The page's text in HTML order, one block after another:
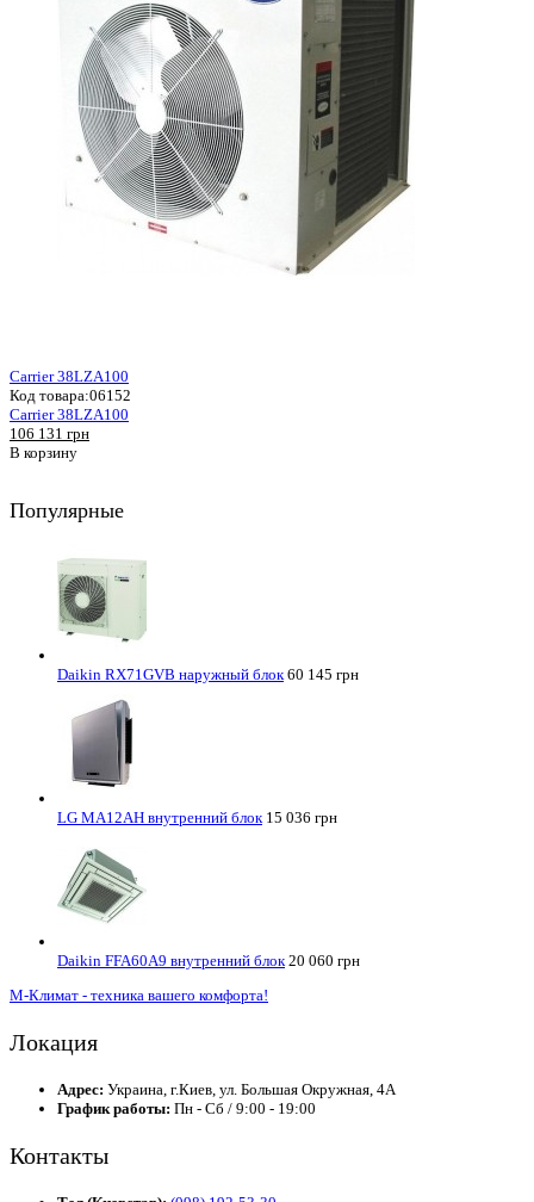
Carrier 38LZA100
Код товара:06152
Carrier 38LZA100
106 131 грн
В корзину
Популярные
Daikin RX71GVB наружный блок 60 145 грн
LG MA12AH внутренний блок 15 036 грн
Daikin FFA60A9 внутренний блок 20 060 грн
М-Климат - техника вашего комфорта!
Локация
Адрес: Украина, г.Киев, ул. Большая Окружная, 4А
График работы: Пн - Сб / 9:00 - 19:00
Контакты